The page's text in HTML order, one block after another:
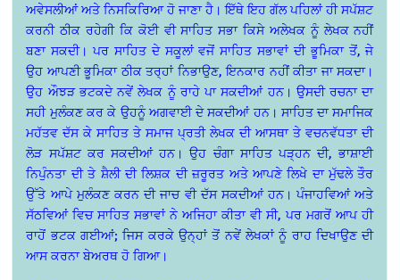
ਅਵੇਸਲੀਆਂ ਅਤੇ ਨਿਸਕਿਰਿਆ ਹੋ ਜਾਣਾ ਹੈ। ਇੱਥੇ ਇਹ ਗੱਲ ਪਹਿਲਾਂ ਹੀ ਸਪੱਸ਼ਟ
ਕਰਨੀ ਠੀਕ ਰਹੇਗੀ ਕਿ ਕੋਈ ਵੀ ਸਾਹਿਤ ਸਭਾ ਕਿਸੇ ਅਲੇਖਕ ਨੂੰ ਲੇਖਕ ਨਹੀਂ
ਬਣਾ ਸਕਦੀ। ਪਰ ਸਾਹਿਤ ਦੇ ਸਕੂਲਾਂ ਵਜੋਂ ਸਾਹਿਤ ਸਭਾਵਾਂ ਦੀ ਭੂਮਿਕਾ ਤੋਂ, ਜੇ
ਉਹ ਆਪਣੀ ਭੂਮਿਕਾ ਠੀਕ ਤਰ੍ਹਾਂ ਨਿਭਾਉਣ, ਇਨਕਾਰ ਨਹੀਂ ਕੀਤਾ ਜਾ ਸਕਦਾ।
ਉਹ ਔਝੜ ਭਟਕਦੇ ਨਵੇਂ ਲੇਖਕ ਨੂੰ ਰਾਹੇ ਪਾ ਸਕਦੀਆਂ ਹਨ। ਉਸਦੀ ਰਚਨਾ ਦਾ
ਸਹੀ ਮੁਲੰਕਣ ਕਰ ਕੇ ਉਹਨੂੰ ਅਗਵਾਈ ਦੇ ਸਕਦੀਆਂ ਹਨ। ਸਾਹਿਤ ਦਾ ਸਮਾਜਿਕ
ਮਹੱਤਵ ਦੱਸ ਕੇ ਸਾਹਿਤ ਤੇ ਸਮਾਜ ਪ੍ਰਤੀ ਲੇਖਕ ਦੀ ਆਸਥਾ ਤੇ ਵਚਨਵੱਧਤਾ ਦੀ
ਲੋੜ ਸਪੱਸ਼ਟ ਕਰ ਸਕਦੀਆਂ ਹਨ। ਉਹ ਚੰਗਾ ਸਾਹਿਤ ਪੜ੍ਹਨ ਦੀ, ਭਾਸ਼ਾਈ
ਨਿਪੁੰਨਤਾ ਦੀ ਤੇ ਸ਼ੈਲੀ ਦੀ ਲਿਸ਼ਕ ਦੀ ਜ਼ਰੂਰਤ ਅਤੇ ਆਪਣੇ ਲਿਖੇ ਦਾ ਮੁੱਢਲੇ ਤੌਰ
ਉੱਤੇ ਆਪੇ ਮੁਲੰਕਣ ਕਰਨ ਦੀ ਜਾਚ ਵੀ ਦੱਸ ਸਕਦੀਆਂ ਹਨ। ਪੰਜਾਹਵਿਆਂ ਅਤੇ
ਸੱਠਵਿਆਂ ਵਿਚ ਸਾਹਿਤ ਸਭਾਵਾਂ ਨੇ ਅਜਿਹਾ ਕੀਤਾ ਵੀ ਸੀ, ਪਰ ਮਗਰੋਂ ਆਪ ਹੀ
ਰਾਹੋਂ ਭਟਕ ਗਈਆਂ; ਜਿਸ ਕਰਕੇ ਉਨ੍ਹਾਂ ਤੋਂ ਨਵੇਂ ਲੇਖਕਾਂ ਨੂੰ ਰਾਹ ਦਿਖਾਉਣ ਦੀ
ਆਸ ਕਰਨਾ ਬੇਅਰਥ ਹੋ ਗਿਆ।